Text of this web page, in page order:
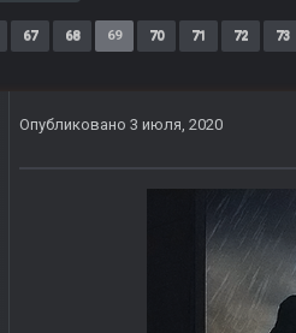
67 68 69 70 71 72 73
Опубликовано 3 июля, 2020